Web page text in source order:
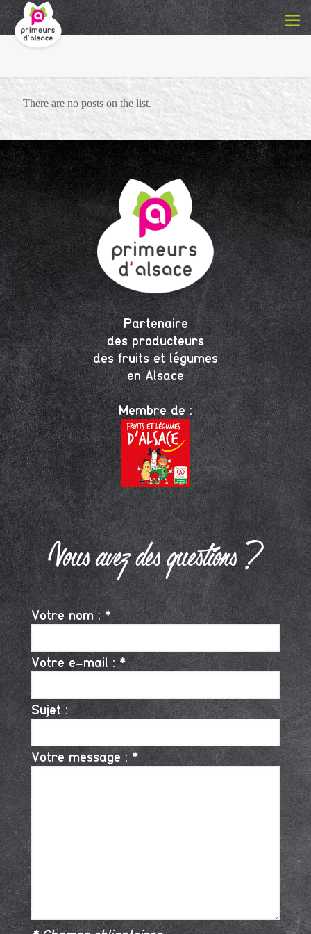
There are no posts on the list.
Partenaire
des producteurs
des fruits et légumes
en Alsace
Membre de :
Vous avez des questions ?
Votre nom : *
Votre e-mail : *
Sujet :
Votre message : *